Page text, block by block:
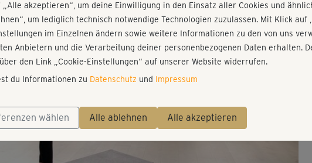
Play
Video
„Alle akzeptieren“, um deine Einwilligung in den Einsatz aller Cookies und
um lediglich technisch notwendige Technologien zuzulassen. Mit Klick
im Einzelnen ändern sowie weitere Informationen zu den von uns
Anbietern und die Verarbeitung deiner personenbezogenen Daten erhalten.
den Link „Cookie-Einstellungen“ auf unserer Website widerrufen.
du Informationen zu Datenschutz und Impressum
wählen Alle ablehnen Alle akzeptieren